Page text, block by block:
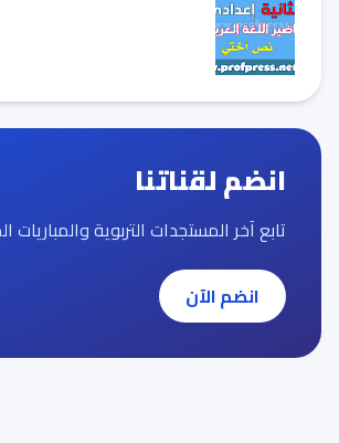
انضم لقناتنا
تابع آخر المستجدات التربوية والمباريات
انضم الآن